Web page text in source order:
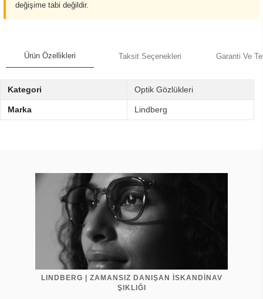
değişime tabi değildir.
Ürün Özellikleri Taksit Seçenekleri Garanti Ve
Kategori Optik Gözlükleri
Marka Lindberg
LINDBERG | ZAMANSIZ DANIŞAN İSKANDİNAV
ŞIKLIĞI